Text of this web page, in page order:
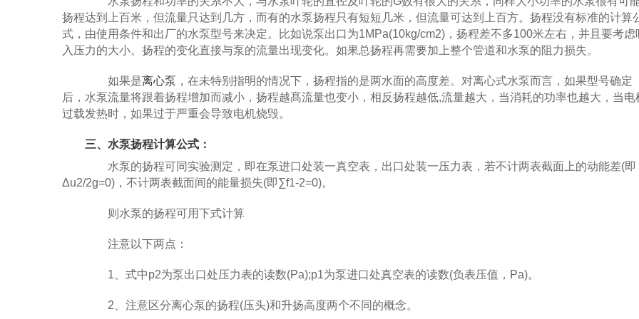
扬程达到上百米，但流量只达到几方，而有的水泵扬程只有短短几米，但流量可达到上百方。扬程没有标准的计算
式，由使用条件和出厂的水泵型号来决定。比如说泵出口为1MPa(10kg/cm2)，扬程差不多100米左右，并且要考虑
入压力的大小。扬程的变化直接与泵的流量出现变化。如果总扬程再需要加上整个管道和水泵的阻力损失。
如果是离心泵 ，在未特别指明的情况下，扬程指的是两水面的高度差。对离心式水泵而言，如果型号确定
后，水泵流量将跟着扬程增加而减小，扬程越髙流量也变小，相反扬程越低,流量越大，当消耗的功率也越大，当电
过载发热时，如果过于严重会导致电机烧毁。
三、水泵扬程计算公式：
水泵的扬程可同实验测定，即在泵进口处装一真空表，出口处装一压力表，若不计两表截面上的动能差(即
Δu2/2g=0)，不计两表截面间的能量损失(即∑f1-2=0)。
则水泵的扬程可用下式计算
注意以下两点：
1、式中p2为泵出口处压力表的读数(Pa);p1为泵进口处真空表的读数(负表压值，Pa)。
2、注意区分离心泵的扬程(压头)和升扬高度两个不同的概念。